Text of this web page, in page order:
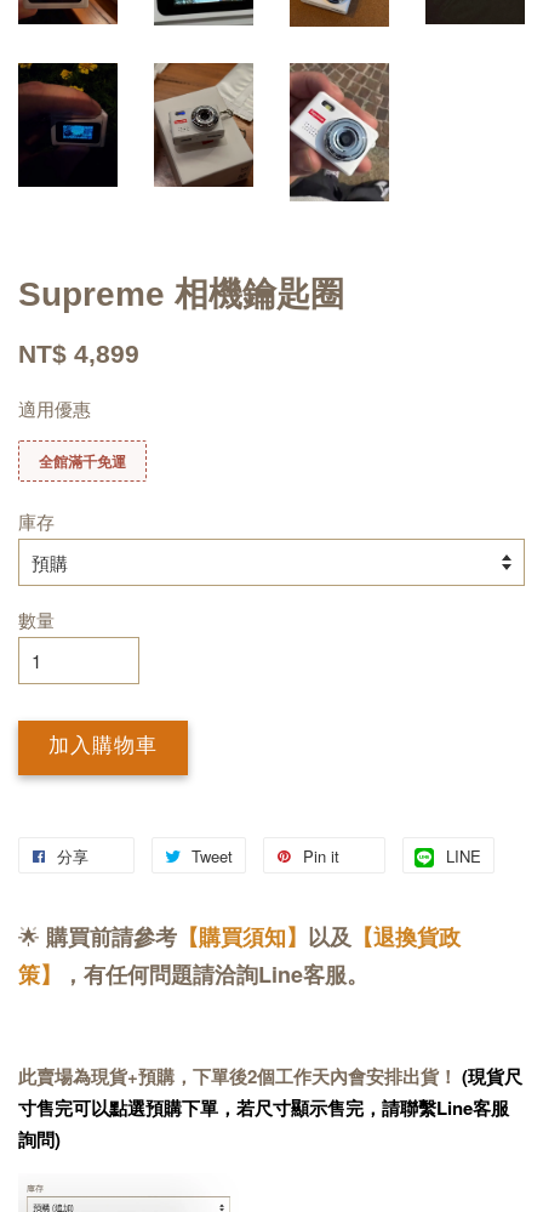
Supreme 相機鑰匙圈
NT$ 4,899
適用優惠
全館滿千免運
庫存
數量
加入購物車
分享 Tweet Pin it LINE
🌟 購買前請參考 【購買須知】 以及 【退換貨政
策】
，有任何問題請洽詢Line客服。
此賣場為現貨+預購，下單後2個工作天內會安排出貨！ (現貨尺
寸售完可以點選預購下單，若尺寸顯示售完，請聯繫Line客服
詢問)